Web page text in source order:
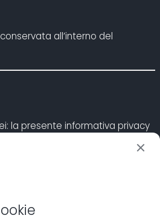
all’interno del
la presente informativa privacy
degli obblighi previsti dall’Art. 10
nonché a quanto previsto dalla
aggiornata dalla Direttiva
riguarda esclusivamente